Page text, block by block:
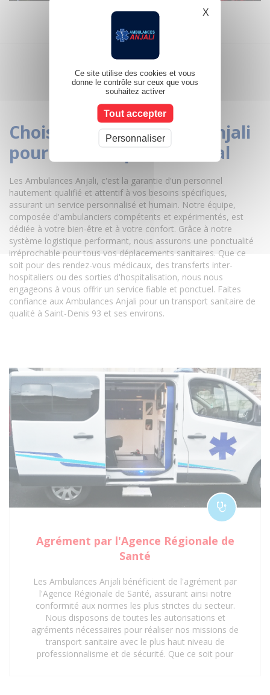
Choisir les ambulances Anjali
pour un transport médical
Les Ambulances Anjali, c'est la garantie d'un personnel
hautement qualifié et attentif à vos besoins spécifiques,
assurant un service personnalisé et humain. Notre équipe,
composée d'ambulanciers compétents et expérimentés, est
dédiée à votre bien-être et à votre confort. Grâce à notre
système logistique performant, nous assurons une ponctualité
irréprochable pour tous vos déplacements sanitaires. Que ce
soit pour des rendez-vous médicaux, des transferts inter-
hospitaliers ou des sorties d'hospitalisation, nous nous
engageons à vous offrir un service fiable et ponctuel. Faites
confiance aux Ambulances Anjali pour un transport sanitaire de
qualité à Saint-Denis 93 et ses environs.
Agrément par l'Agence Régionale de
Santé
Les Ambulances Anjali bénéficient de l'agrément par
l'Agence Régionale de Santé, assurant ainsi notre
conformité aux normes les plus strictes du secteur.
Nous disposons de toutes les autorisations et
agréments nécessaires pour réaliser nos missions de
transport sanitaire avec le plus haut niveau de
professionnalisme et de sécurité. Que ce soit pour
Ce site utilise des cookies et vous
donne le contrôle sur ceux que vous
souhaitez activer
Tout accepter
Personnaliser
X